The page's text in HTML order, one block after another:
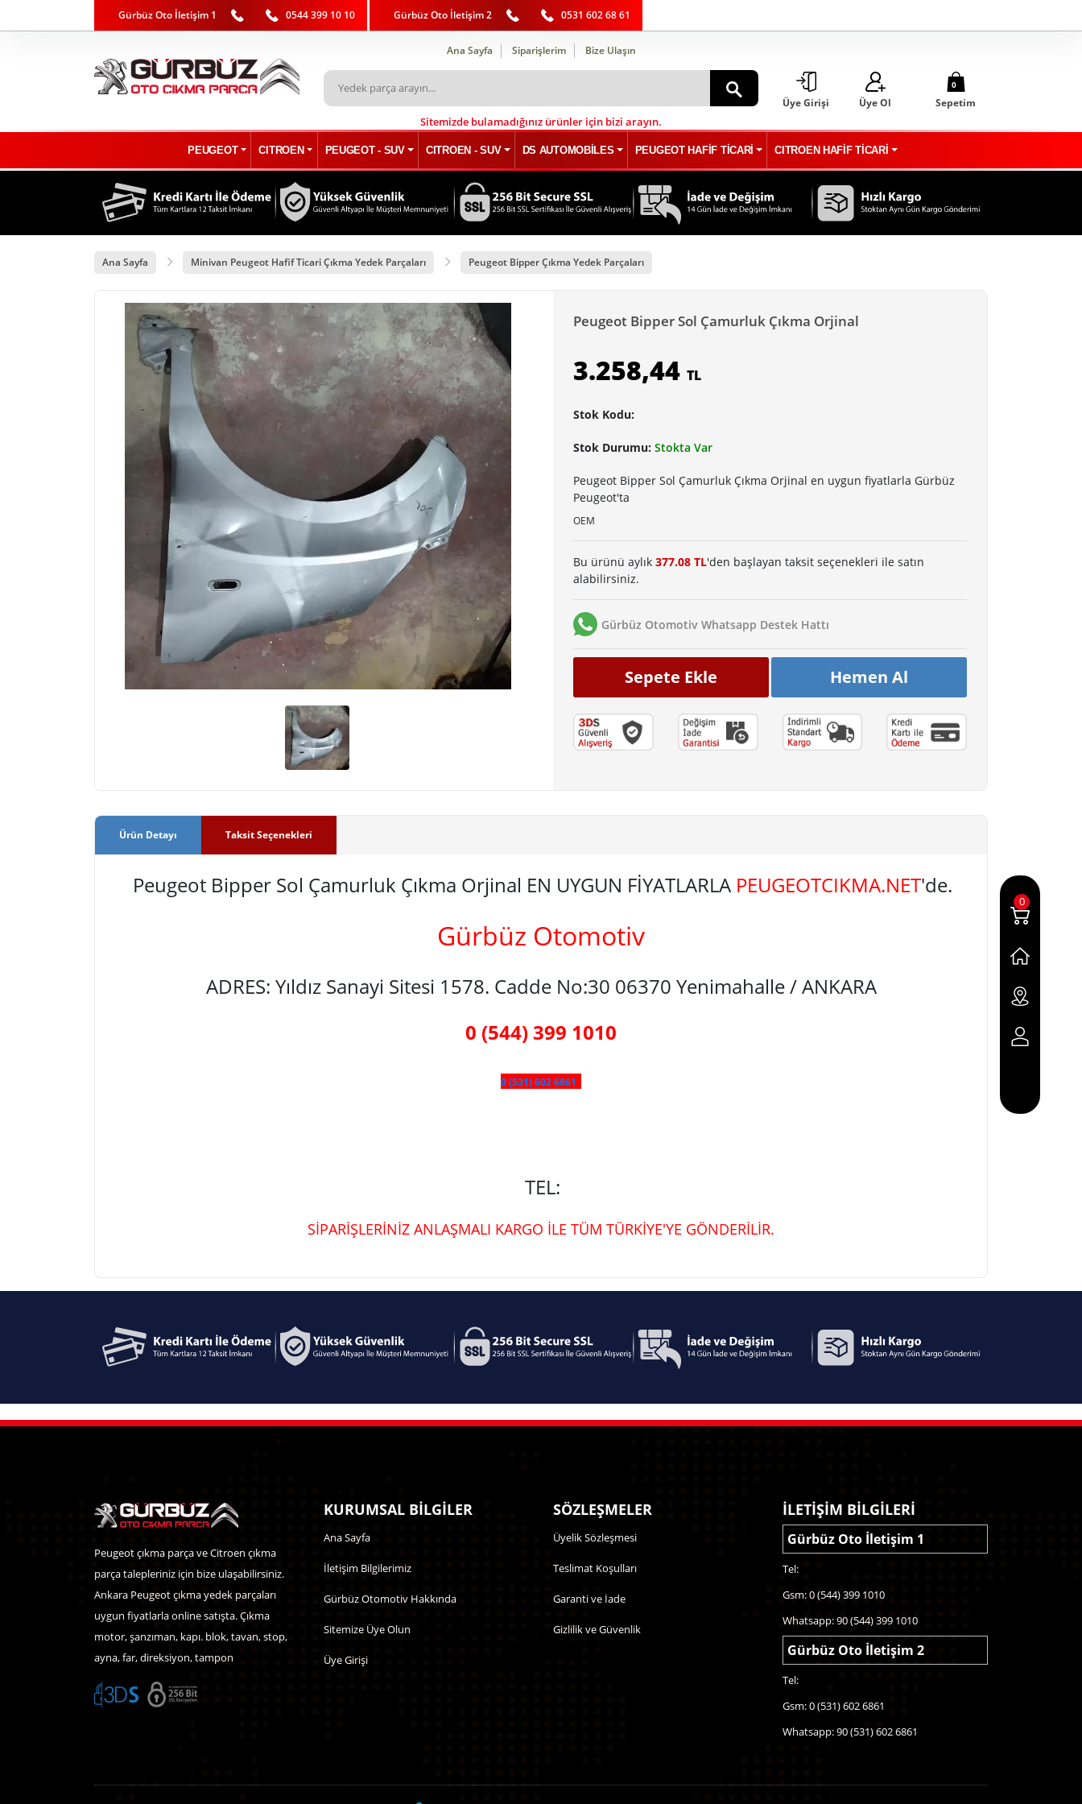
Gürbüz Oto İletişim 1 0544 399 10 10 Gürbüz Oto İletişim 2 0531 602 68 61
Ana Sayfa Siparişlerim Bize Ulaşın
Sitemizde bulamadığınız ürünler için bizi arayın.
Üye Girişi Üye Ol
0
Sepetim
PEUGEOT CITROEN PEUGEOT - SUV CITROEN - SUV DS AUTOMOBİLES PEUGEOT HAFİF TİCARİ CITROEN HAFİF TİCARİ
Ana Sayfa Minivan Peugeot Hafif Ticari Çıkma Yedek Parçaları Peugeot Bipper Çıkma Yedek Parçaları
Peugeot Bipper Sol Çamurluk Çıkma Orjinal
3.258,44 TL
Stok Kodu:
Stok Durumu: Stokta Var
Peugeot Bipper Sol Çamurluk Çıkma Orjinal en uygun fiyatlarla Gürbüz
Peugeot'ta
OEM
Bu ürünü aylık 377.08 TL'den başlayan taksit seçenekleri ile satın
alabilirsiniz.
Gürbüz Otomotiv Whatsapp Destek Hattı
Sepete Ekle Hemen Al
Ürün Detayı Taksit Seçenekleri
Peugeot Bipper Sol Çamurluk Çıkma Orjinal EN UYGUN FİYATLARLA PEUGEOTCIKMA.NET'de.
Gürbüz Otomotiv
ADRES: Yıldız Sanayi Sitesi 1578. Cadde No:30 06370 Yenimahalle / ANKARA
0 (544) 399 1010
0 (531) 602 6861
TEL:
SİPARİŞLERİNİZ ANLAŞMALI KARGO İLE TÜM TÜRKİYE'YE GÖNDERİLİR.
0
Peugeot çıkma parça ve Citroen çıkma
parça talepleriniz için bize ulaşabilirsiniz.
Ankara Peugeot çıkma yedek parçaları
uygun fiyatlarla online satışta. Çıkma
motor, şanzıman, kapı. blok, tavan, stop,
ayna, far, direksiyon, tampon
KURUMSAL BİLGİLER
Ana Sayfa
İletişim Bilgilerimiz
Gürbüz Otomotiv Hakkında
Sitemize Üye Olun
Üye Girişi
SÖZLEŞMELER
Üyelik Sözleşmesi
Teslimat Koşulları
Garanti ve İade
Gizlilik ve Güvenlik
İLETİŞİM BİLGİLERİ
Gürbüz Oto İletişim 1
Tel:
Gsm: 0 (544) 399 1010
Whatsapp: 90 (544) 399 1010
Gürbüz Oto İletişim 2
Tel:
Gsm: 0 (531) 602 6861
Whatsapp: 90 (531) 602 6861